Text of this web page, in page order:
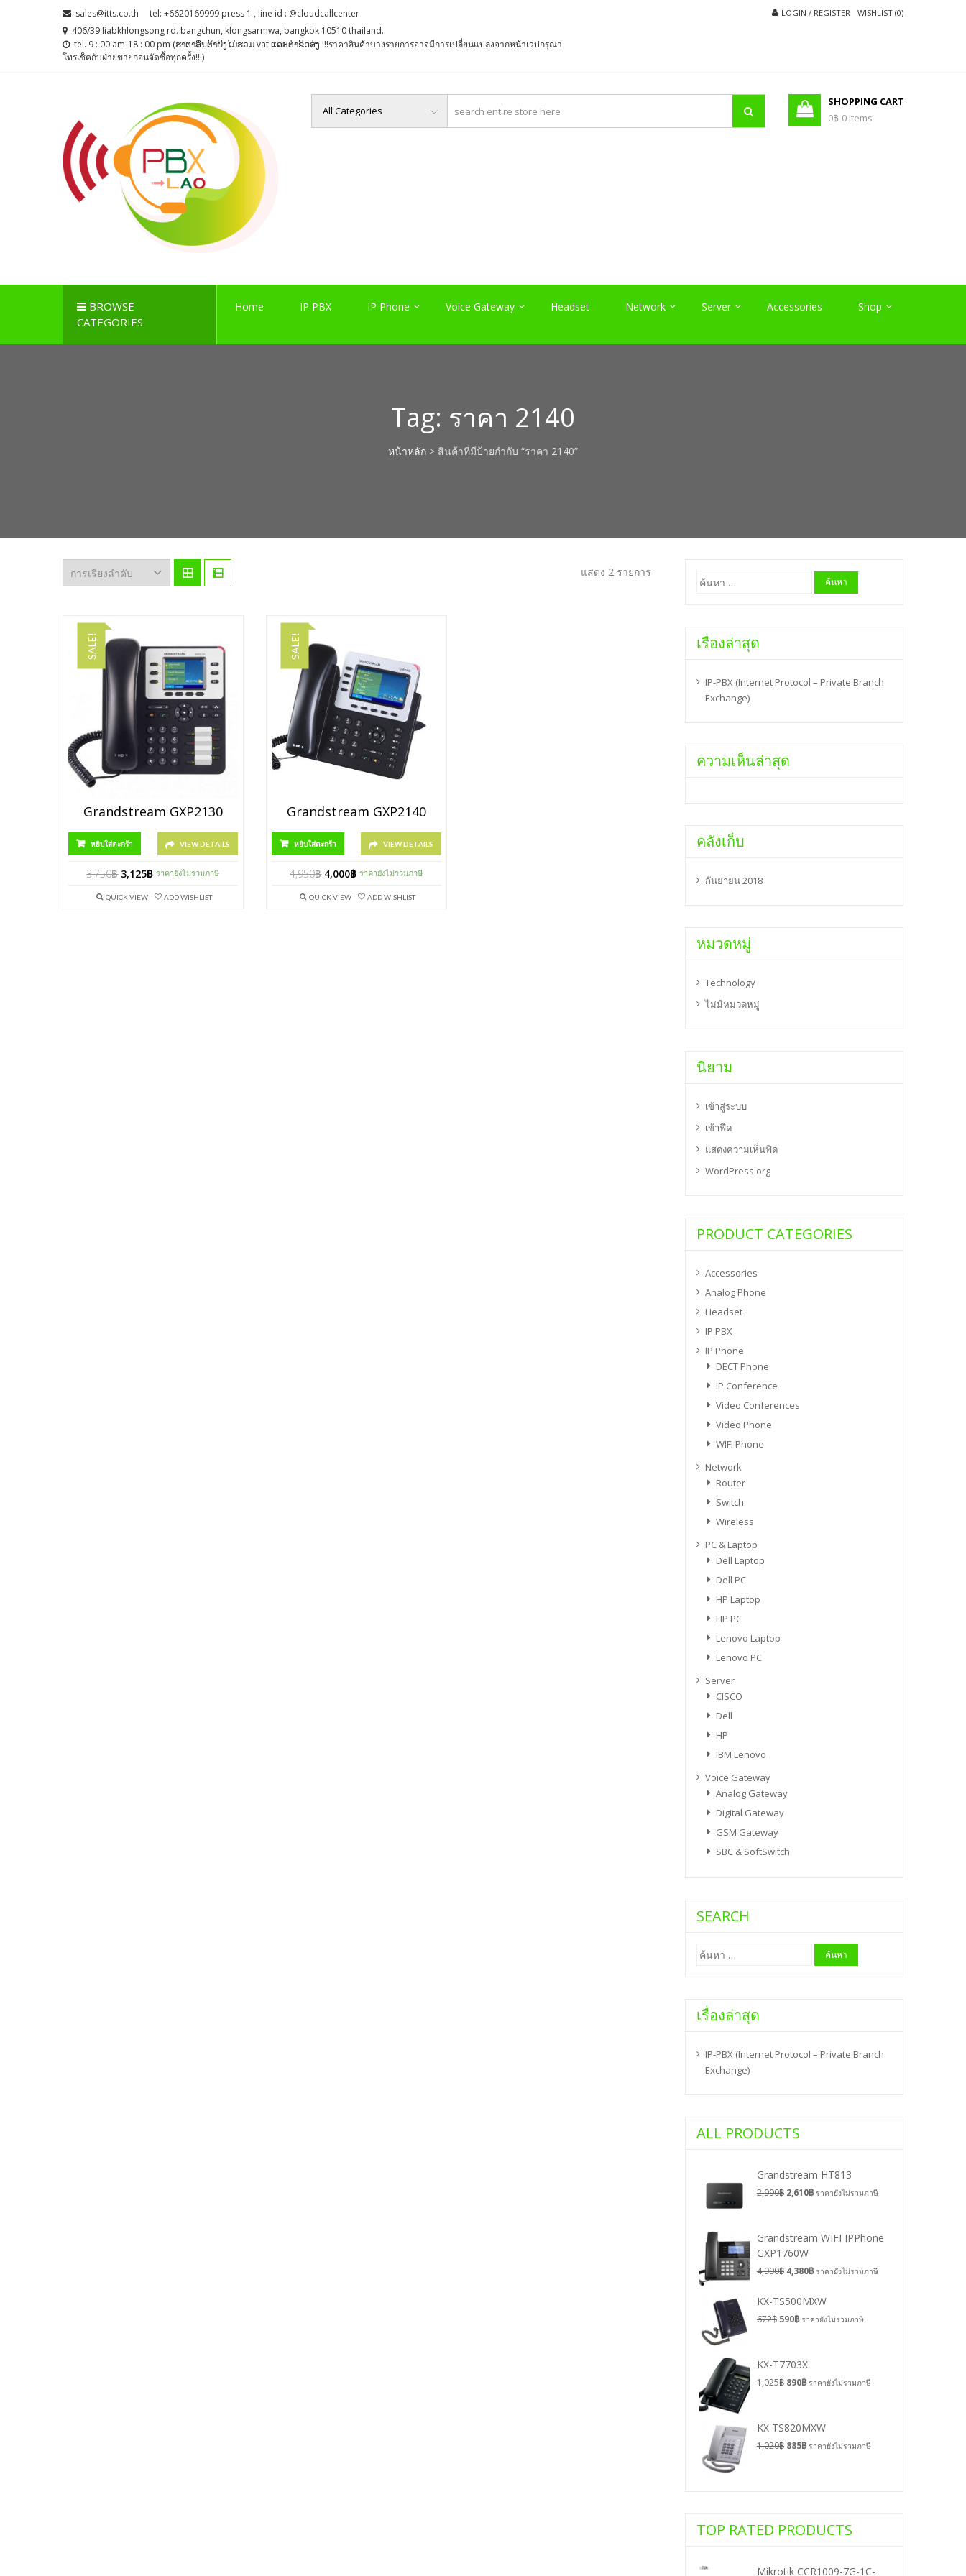
sales@itts.co.th
tel: +6620169999 press 1 , line id : @cloudcallcenter
406/39 liabkhlongsong rd. bangchun, klongsarmwa, bangkok 10510 thailand.
tel. 9 : 00 am-18 : 00 pm (ຮາຕາສຶນຕ້າຍິງໄມ່ຮວມ vat ແລະຕ່າຂິດສ່ງ !!!ราคาสินค้าบางรายการอาจมีการเปลี่ยนแปลงจากหน้าเวปกรุณา
โทรเช็คกับฝ่ายขายก่อนจัดซื้อทุกครั้ง!!!)
LOGIN / REGISTER WISHLIST (0)
SHOPPING CART
0฿ 0 items
BROWSE
CATEGORIES
Home IP PBX IP Phone Voice Gateway Headset Network Server Accessories Shop
Tag: ราคา 2140
หน้าหลัก > สินค้าที่มีป้ายกำกับ “ราคา 2140”
แสดง 2 รายการ
SALE!
Grandstream GXP2130
หยิบใส่ตะกร้า VIEW DETAILS
3,750฿ 3,125฿ ราคายังไม่รวมภาษี
QUICK VIEW ADD WISHLIST
SALE!
Grandstream GXP2140
หยิบใส่ตะกร้า VIEW DETAILS
4,950฿ 4,000฿ ราคายังไม่รวมภาษี
QUICK VIEW ADD WISHLIST
ค้นหา
สำหรับ:
เรื่องล่าสุด
IP-PBX (Internet Protocol – Private Branch
Exchange)
ความเห็นล่าสุด
คลังเก็บ
กันยายน 2018
หมวดหมู่
Technology
ไม่มีหมวดหมู่
นิยาม
เข้าสู่ระบบ
เข้าฟีด
แสดงความเห็นฟีด
WordPress.org
PRODUCT CATEGORIES
Accessories
Analog Phone
Headset
IP PBX
IP Phone
DECT Phone
IP Conference
Video Conferences
Video Phone
WIFI Phone
Network
Router
Switch
Wireless
PC & Laptop
Dell Laptop
Dell PC
HP Laptop
HP PC
Lenovo Laptop
Lenovo PC
Server
CISCO
Dell
HP
IBM Lenovo
Voice Gateway
Analog Gateway
Digital Gateway
GSM Gateway
SBC & SoftSwitch
SEARCH
ค้นหา
สำหรับ:
เรื่องล่าสุด
IP-PBX (Internet Protocol – Private Branch
Exchange)
ALL PRODUCTS
Grandstream HT813
2,990฿ 2,610฿ ราคายังไม่รวมภาษี
Grandstream WIFI IPPhone
GXP1760W
4,990฿ 4,380฿ ราคายังไม่รวมภาษี
KX-TS500MXW
672฿ 590฿ ราคายังไม่รวมภาษี
KX-T7703X
1,025฿ 890฿ ราคายังไม่รวมภาษี
KX TS820MXW
1,020฿ 885฿ ราคายังไม่รวมภาษี
TOP RATED PRODUCTS
Mikrotik CCR1009-7G-1C-